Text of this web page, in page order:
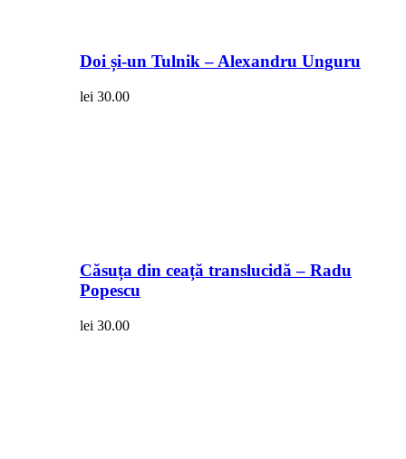
Doi și-un Tulnik – Alexandru Unguru
lei 30.00
Căsuța din ceață translucidă – Radu
Popescu
lei 30.00